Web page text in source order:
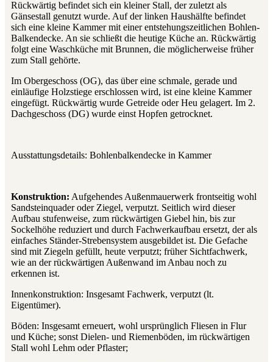
Rückwärtig befindet sich ein kleiner Stall, der zuletzt als
Gänsestall genutzt wurde. Auf der linken Haushälfte befindet
sich eine kleine Kammer mit einer entstehungszeitlichen Bohlen-
Balkendecke. An sie schließt die heutige Küche an. Rückwärtig
folgt eine Waschküche mit Brunnen, die möglicherweise früher
zum Stall gehörte.
Im Obergeschoss (OG), das über eine schmale, gerade und
einläufige Holzstiege erschlossen wird, ist eine kleine Kammer
eingefügt. Rückwärtig wurde Getreide oder Heu gelagert. Im 2.
Dachgeschoss (DG) wurde einst Hopfen getrocknet.
Ausstattungsdetails: Bohlenbalkendecke in Kammer
Konstruktion: Aufgehendes Außenmauerwerk frontseitig wohl
Sandsteinquader oder Ziegel, verputzt. Seitlich wird dieser
Aufbau stufenweise, zum rückwärtigen Giebel hin, bis zur
Sockelhöhe reduziert und durch Fachwerkaufbau ersetzt, der als
einfaches Ständer-Strebensystem ausgebildet ist. Die Gefache
sind mit Ziegeln gefüllt, heute verputzt; früher Sichtfachwerk,
wie an der rückwärtigen Außenwand im Anbau noch zu
erkennen ist.
Innenkonstruktion: Insgesamt Fachwerk, verputzt (lt.
Eigentümer).
Böden: Insgesamt erneuert, wohl ursprünglich Fliesen in Flur
und Küche; sonst Dielen- und Riemenböden, im rückwärtigen
Stall wohl Lehm oder Pflaster;